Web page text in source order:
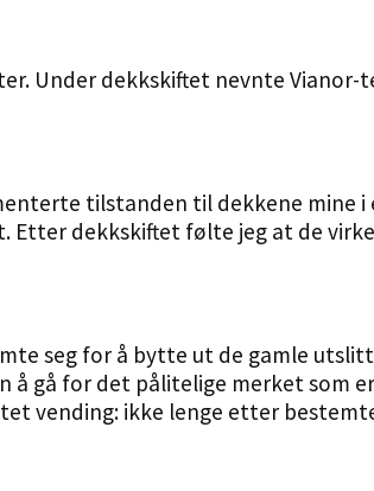
. Under dekkskiftet nevnte
tilstanden til dekkene mine
dekkskiftet følte jeg at de
seg for å bytte ut de gamle
å gå for det pålitelige merket som
vending: ikke lenge etter